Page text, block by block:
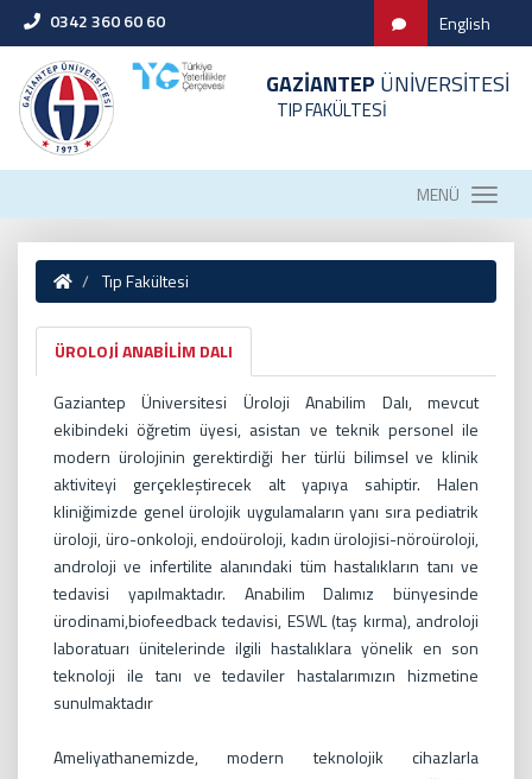
0342 360 60 60 English
GAZİANTEP ÜNİVERSİTESİ
TIP FAKÜLTESİ
MENÜ
Tıp Fakültesi
ÜROLOJİ ANABİLİM DALI
Gaziantep Üniversitesi Üroloji Anabilim Dalı, mevcut
ekibindeki öğretim üyesi, asistan ve teknik personel ile
modern ürolojinin gerektirdiği her türlü bilimsel ve klinik
aktiviteyi gerçekleştirecek alt yapıya sahiptir. Halen
kliniğimizde genel ürolojik uygulamaların yanı sıra pediatrik
üroloji, üro-onkoloji, endoüroloji, kadın ürolojisi-nöroüroloji,
androloji ve infertilite alanındaki tüm hastalıkların tanı ve
tedavisi yapılmaktadır. Anabilim Dalımız bünyesinde
ürodinami,biofeedback tedavisi, ESWL (taş kırma), androloji
laboratuarı ünitelerinde ilgili hastalıklara yönelik en son
teknoloji ile tanı ve tedaviler hastalarımızın hizmetine
sunulmaktadır
Ameliyathanemizde, modern teknolojik cihazlarla